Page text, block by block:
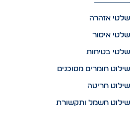
שלטי אזהרה
שלטי איסור
שלטי בטיחות
שילוט חומרים מסוכנים
שילוט חריטה
שילוט חשמל ותקשורת